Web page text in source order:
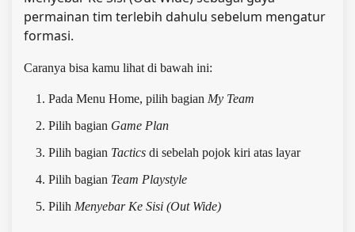
permainan tim terlebih dahulu sebelum mengatur
formasi.
Caranya bisa kamu lihat di bawah ini:
Pada Menu Home, pilih bagian My Team
Pilih bagian Game Plan
Pilih bagian Tactics di sebelah pojok kiri atas layar
Pilih bagian Team Playstyle
Pilih Menyebar Ke Sisi (Out Wide)